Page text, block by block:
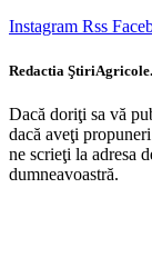
Instagram Rss
Redactia
Dacă doriţi sa vă
dacă aveţi
ne scrieţi la adresa
dumneavoastră.